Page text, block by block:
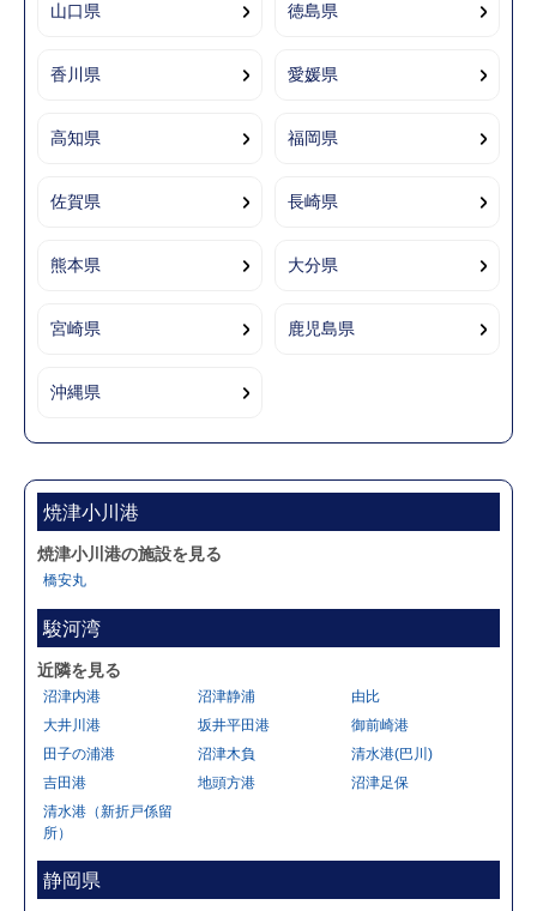
山口県 徳島県
香川県 愛媛県
高知県 福岡県
佐賀県 長崎県
熊本県 大分県
宮崎県 鹿児島県
沖縄県
焼津小川港
焼津小川港の施設を見る
橋安丸
駿河湾
近隣を見る
沼津内港 沼津静浦
由比
大井川港
坂井平田港
御前崎港
田子の浦港
沼津木負
清水港(巴川)
吉田港
地頭方港
沼津足保
清水港（新折戸係留
所）
静岡県